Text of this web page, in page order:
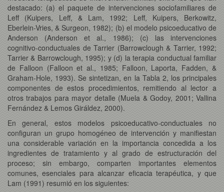
destacado: (a) el paquete de intervenciones sociofamiliares de
Leff (Kuipers, Leff, & Lam, 1992; Leff, Kuipers, Berkowitz,
Eberlein-Vries, & Surgeon, 1982); (b) el modelo psicoeducativo de
Anderson (Anderson et al., 1986); (c) las intervenciones
cognitivo-conductuales de Tarrier (Barrowclough & Tarrier, 1992;
Tarrier & Barrowclough, 1995); y (d) la terapia conductual familiar
de Falloon (Falloon et al., 1985; Falloon, Laporta, Fadden, &
Graham-Hole, 1993). Se sintetizan, en la Tabla 2, los principales
componentes de estos procedimientos, remitiendo al lector a
otros trabajos para mayor detalle (Muela & Godoy, 2001; Vallina
Fernández & Lemos Giráldez, 2000).
En general, estos modelos psicoeducativo-conductuales no
configuran un grupo homogéneo de intervención y manifiestan
una considerable variación en la importancia concedida a los
ingredientes de tratamiento y al grado de estructuración del
proceso; sin embargo, comparten importantes elementos
comunes, esenciales para alcanzar eficacia terapéutica, y que
Lam (1991) resumió en los siguientes: